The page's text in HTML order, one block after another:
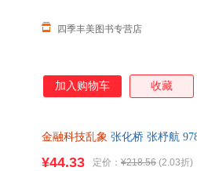
四季丰美图书专营店
加入购物车 收藏
金融科技乱象 张化桥 张杼航
¥44.33 定价： ¥218.56 (2.03折)